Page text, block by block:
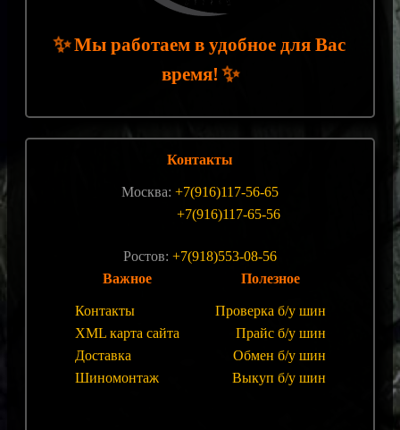
✨Мы работаем в удобное для Вас
время!✨
Контакты
Москва: +7(916)117-56-65
+7(916)117-65-56
Ростов: +7(918)553-08-56
Важное
Контакты
XML карта сайта
Доставка
Шиномонтаж
Полезное
Проверка б/у шин
Прайс б/у шин
Обмен б/у шин
Выкуп б/у шин